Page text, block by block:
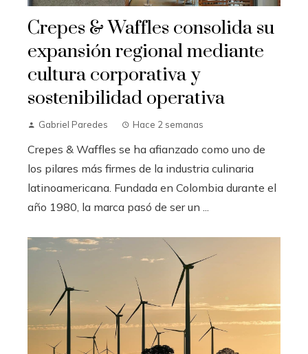
Crepes & Waffles consolida su
expansión regional mediante
cultura corporativa y
sostenibilidad operativa
Gabriel Paredes Hace 2 semanas
Crepes & Waffles se ha afianzado como uno de
los pilares más firmes de la industria culinaria
latinoamericana. Fundada en Colombia durante el
año 1980, la marca pasó de ser un ...